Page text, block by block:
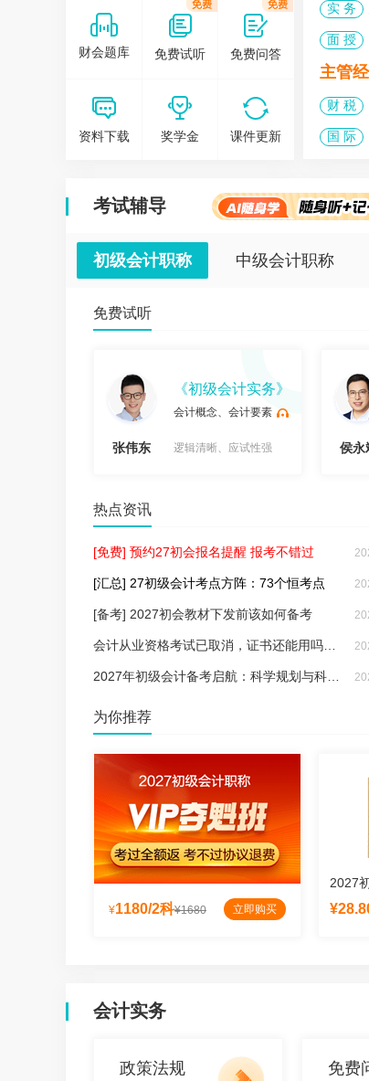
财会题库 免费试听 免费问答
资料下载 奖学金 课件更新
实 务
面 授
主管
财 税
国 际
考试辅导
初级会计职称 中级会计职称
免费试听
张伟东
《初级会计实务》
会计概念、会计要素
逻辑清晰、应试性强 侯永
热点资讯
[免费] 预约27初会报名提醒 报考不错过
[汇总] 27初级会计考点方阵：73个恒考点
[备考] 2027初会教材下发前该如何备考
为你推荐
¥1180/2科¥1680 立即购买
2027初会《思维导图》
¥8.55/2科 立即购买
2027
会计实务
政策法规 免费